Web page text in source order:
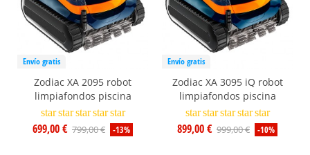
Envío gratis
Zodiac XA 2095 robot
limpiafondos piscina
star star star star star
699,00 € 799,00 € -13%
Envío gratis
Zodiac XA 3095 iQ robot
limpiafondos piscina
star star star star star
899,00 € 999,00 € -10%